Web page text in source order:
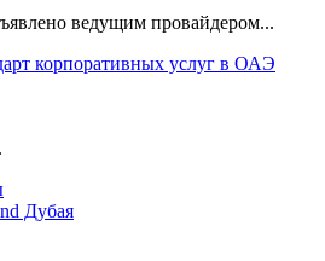
ведущим провайдером...
Дубая